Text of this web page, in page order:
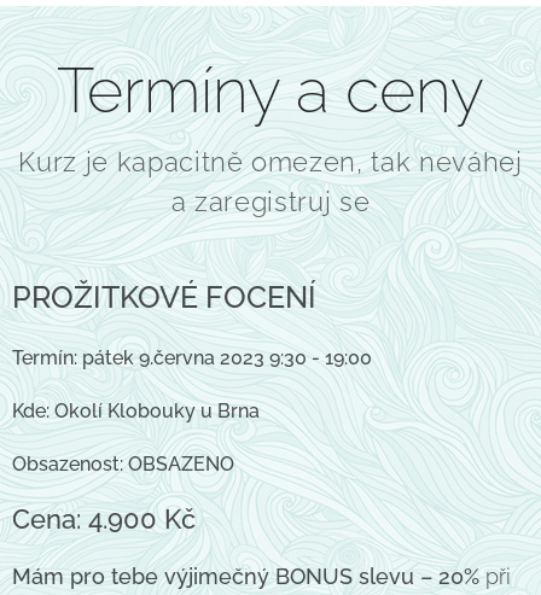
Termíny a ceny
Kurz je kapacitně omezen, tak neváhej
a zaregistruj se
PROŽITKOVÉ FOCENÍ
Termín: pátek 9.června 2023 9:30 - 19:00
Kde: Okolí Klobouky u Brna
Obsazenost: OBSAZENO
Cena: 4.900 Kč
Mám pro tebe výjimečnýBONUS slevu – 20%při